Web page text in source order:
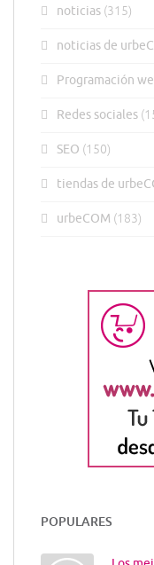
noticias (315)
noticias de
Programación
Redes sociales
SEO (150)
tiendas de
urbeCOM (183)
POPULARES